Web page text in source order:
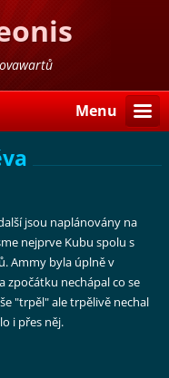
Menu
jsou naplánovány na
nejprve Kubu spolu s
Ammy byla úplně v
zpočátku nechápal co se
"trpěl" ale trpělivě nechal
i přes něj.